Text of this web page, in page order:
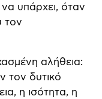
να υπάρχει, όταν
τον
αλήθεια:
τον δυτικό
η ισότητα, η